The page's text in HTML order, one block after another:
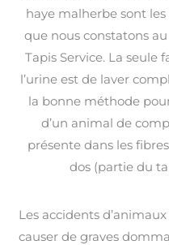
haye malherbe sont
que nous constatons
Tapis Service. La seule
l’urine est de laver
la bonne méthode
d’un animal de
présente dans les
dos (partie du
Les accidents
causer de graves